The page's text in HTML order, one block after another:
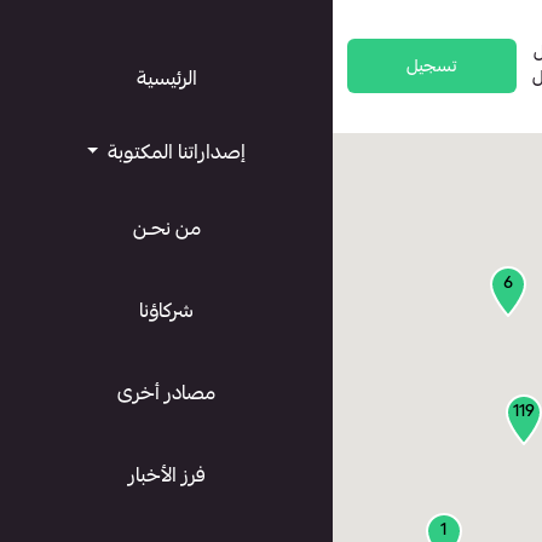
تسجيل
119
6
1
الرئيسية
إصداراتنا المكتوبة
من نحـن
شركاؤنا
مصادر أخرى
فرز الأخبار